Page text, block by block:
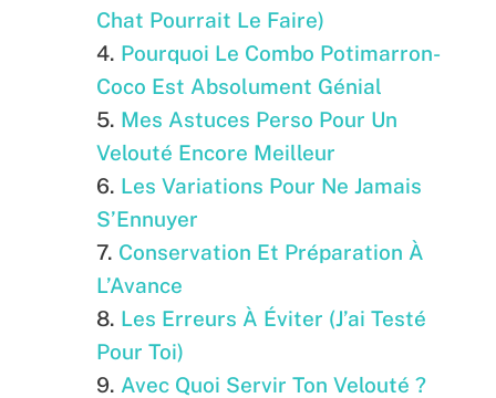
Chat Pourrait Le Faire)
Pourquoi Le Combo Potimarron-
Coco Est Absolument Génial
Mes Astuces Perso Pour Un
Velouté Encore Meilleur
Les Variations Pour Ne Jamais
S’Ennuyer
Conservation Et Préparation À
L’Avance
Les Erreurs À Éviter (J’ai Testé
Pour Toi)
Avec Quoi Servir Ton Velouté ?